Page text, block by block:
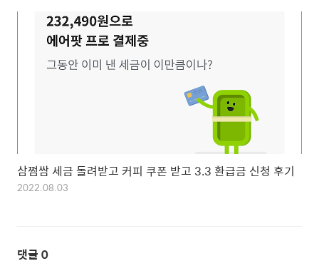
삼쩜쌈 세금 돌려받고 커피 쿠폰 받고 3.3 환급금 신청 후기
2022.08.03
댓글 0